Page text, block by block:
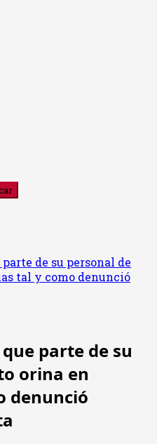
de su personal de
tal y como denunció
parte de su
orina en
denunció